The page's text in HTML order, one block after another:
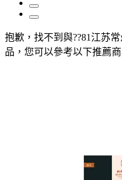
抱歉， 找不到與??81江苏
品，您可以參考以下推薦